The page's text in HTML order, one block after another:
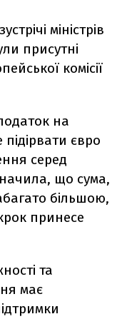
міністрів
присутні
комісії
на
євро
серед
що сума,
більшою,
принесе
та
має